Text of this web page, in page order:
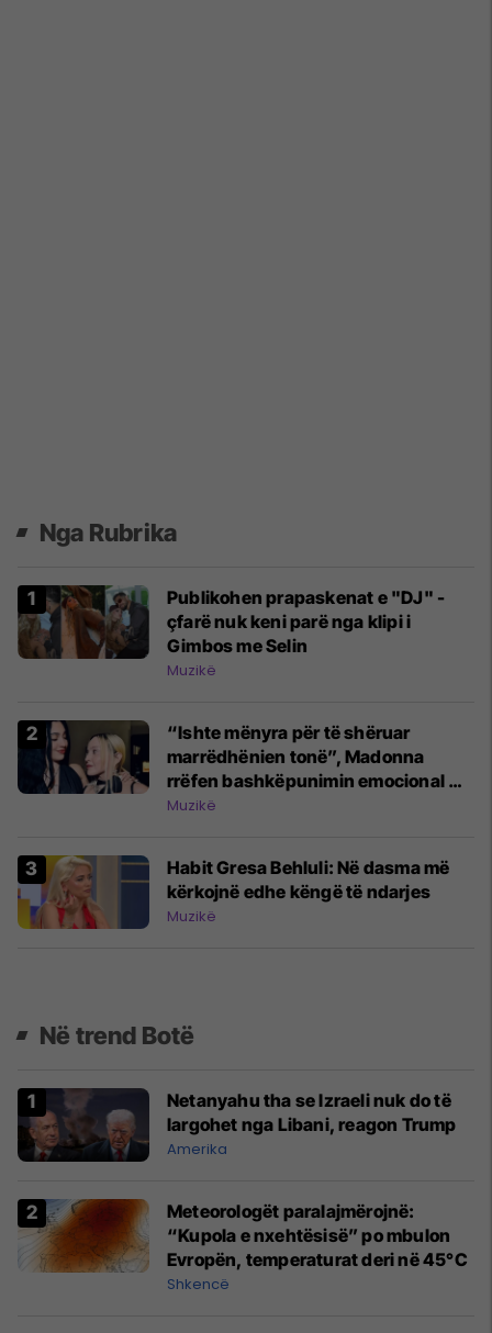
Nga Rubrika
Publikohen prapaskenat e "DJ" -
çfarë nuk keni parë nga klipi i
Gimbos me Selin
Muzikë
“Ishte mënyra për të shëruar
marrëdhënien tonë”, Madonna
rrëfen bashkëpunimin emocional me
vajzën
Muzikë
Habit Gresa Behluli: Në dasma më
kërkojnë edhe këngë të ndarjes
Muzikë
Në trend Botë
Netanyahu tha se Izraeli nuk do të
largohet nga Libani, reagon Trump
Amerika
Meteorologët paralajmërojnë:
“Kupola e nxehtësisë” po mbulon
Evropën, temperaturat deri në 45°C
Shkencë